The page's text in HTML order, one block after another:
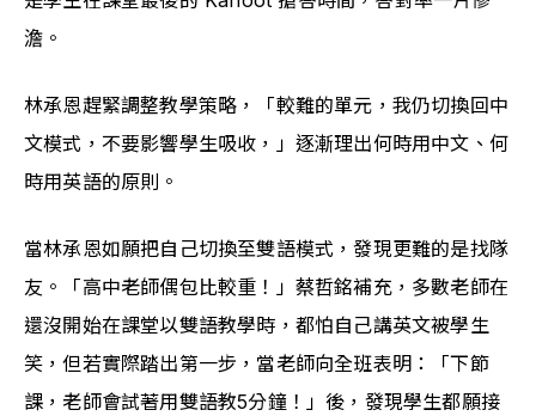
澹。
林承恩趕緊調整教學策略，「較難的單元，我仍切換回中
文模式，不要影響學生吸收，」逐漸理出何時用中文、何
時用英語的原則。
當林承恩如願把自己切換至雙語模式，發現更難的是找隊
友。「高中老師偶包比較重！」蔡哲銘補充，多數老師在
還沒開始在課堂以雙語教學時，都怕自己講英文被學生
笑，但若實際踏出第一步，當老師向全班表明：「下節
課，老師會試著用雙語教5分鐘！」後，發現學生都願接